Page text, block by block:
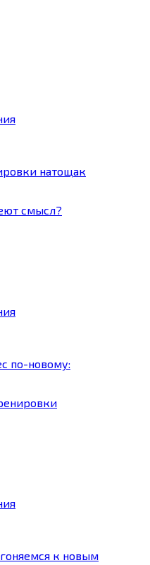
натощак
смысл?
по-новому:
к новым